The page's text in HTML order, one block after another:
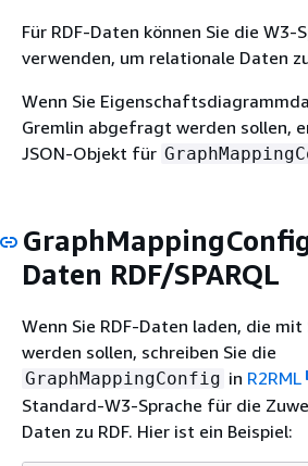
Für RDF-Daten können Sie die W3-
verwenden, um relationale Daten
Wenn Sie
Gremlin abgefragt werden sollen,
JSON-Objekt für
Daten RDF/SPARQL
Wenn Sie RDF-Daten laden, die
werden sollen, schreiben Sie die
GraphMappingConfig in R2RML
Standard-W3-Sprache für die
Daten zu RDF. Hier ist ein Beispiel: